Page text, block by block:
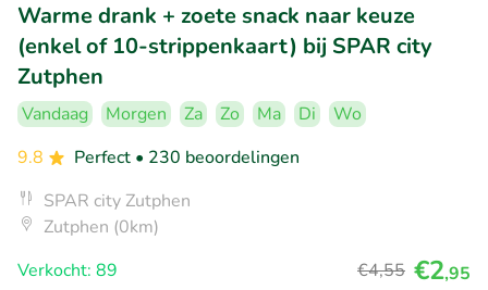
Warme drank + zoete snack naar keuze
(enkel of 10-strippenkaart) bij SPAR city
Zutphen
Vandaag Morgen Za Zo Ma Di
Wo
9.8
Perfect • 230 beoordelingen
SPAR city Zutphen
Zutphen (0km)
Verkocht: 89
€4,55 €2,95